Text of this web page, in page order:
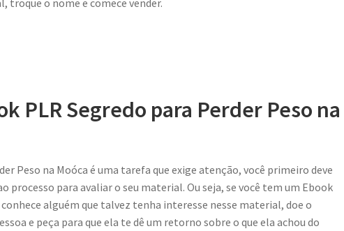
PLR Segredo para Perder Peso na
Peso na Moóca é uma tarefa que exige atenção, você primeiro deve
processo para avaliar o seu material. Ou seja, se você tem um Ebook
conhece alguém que talvez tenha interesse nesse material, doe o
e peça para que ela te dê um retorno sobre o que ela achou do